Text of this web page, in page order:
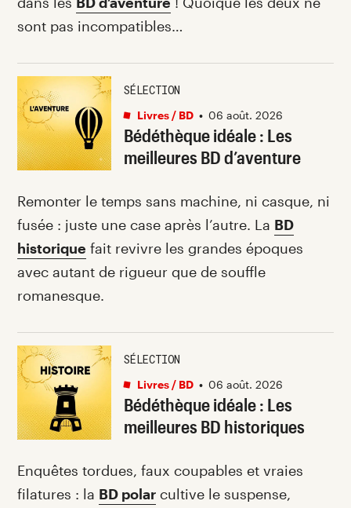
sont pas incompatibles…
Bédéthèque idéale : Les
meilleures BD d’aventure
SÉLECTION
Livres / BD • 06 août. 2026
Remonter le temps sans machine, ni casque, ni
fusée : juste une case après l’autre. La BD
historique fait revivre les grandes époques
avec autant de rigueur que de souffle
romanesque.
Bédéthèque idéale : Les
meilleures BD historiques
SÉLECTION
Livres / BD • 06 août. 2026
Enquêtes tordues, faux coupables et vraies
filatures : la BD polar cultive le suspense,